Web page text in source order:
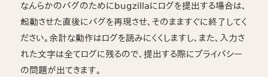
なんらかのバグのためにbugzillaにログを提出する場合は、
起動させた直後にバグを再現させ、そのまますぐに終了してく
ださい。余計な動作はログを読みにくくしますし、また、入力さ
れた文字は全てログに残るので、提出する際にプライバシー
の問題が出てきます。